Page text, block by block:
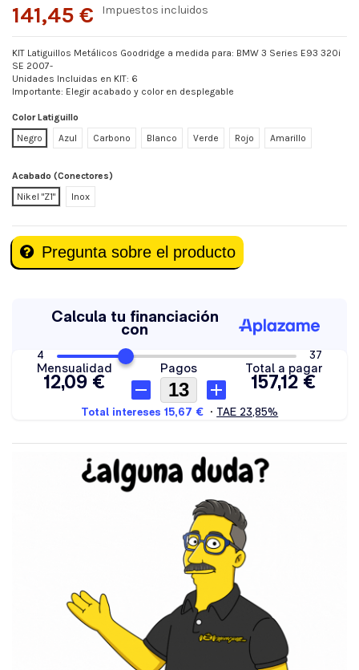
141,45 € Impuestos incluidos
KIT Latiguillos Metálicos Goodridge a medida para: BMW 3 Series E93 320i
SE 2007-
Unidades Incluidas en KIT: 6
Importante: Elegir acabado y color en desplegable
Color Latiguillo
Negro
Azul Carbono Blanco Verde Rojo Amarillo
Acabado (Conectores)
Nikel "Z1"
Inox
Pregunta sobre el producto